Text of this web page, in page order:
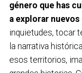
género que has
a explorar nuevos
inquietudes, tocar
la narrativa
esos territorios,